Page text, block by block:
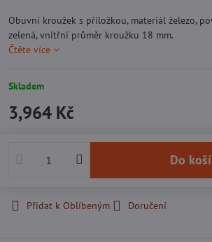
Obuvní kroužek s příložkou, materiál železo,
zelená, vnitřní průměr kroužku 18 mm.
Čtěte více
Skladem
3,964 Kč
Do
Přidat k Oblíbeným Doručení